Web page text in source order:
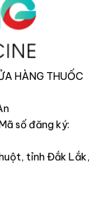
HÀNG THUỐC
số đăng ký:
tỉnh Đắk Lắk,